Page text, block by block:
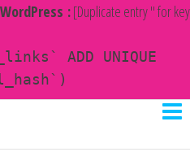
:[Duplicate entry '' for key
ADD UNIQUE